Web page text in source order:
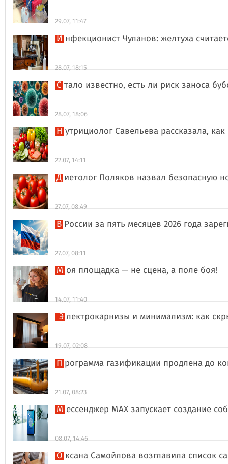
29.07, 11:47
Инфекционист Чуланов: желтуха
28.07, 18:15
Стало известно, есть ли риск заноса
28.07, 18:06
Нутрициолог Савельева рассказала,
22.07, 14:11
Диетолог Поляков назвал безопасную
27.07, 08:49
В России за пять месяцев 2026 года
27.07, 08:11
Моя площадка — не сцена, а поле боя!
14.07, 11:40
Электрокарнизы и минимализм: как
19.07, 02:08
Программа газификации продлена до
21.07, 08:23
Мессенджер MAX запускает создание
08.07, 14:46
Оксана Самойлова возглавила список